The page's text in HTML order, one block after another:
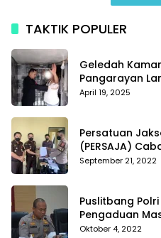
TAKTIK POPULER
Geledah
Pangarayan
Temuan
April 19, 2025
Persatuan
(PERSAJA)
Tanggamus
September 21, 2022
Puslitbang
Pengaduan
Meningkatkan
Oktober 4, 2022